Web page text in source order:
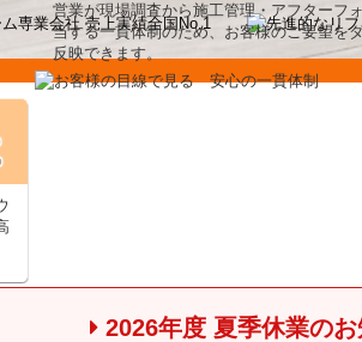
営業が現場調査から施工管理・アフターフ
当する一貫体制のため、お客様のご要望を
反映できます。
2026年度 夏季休業のお